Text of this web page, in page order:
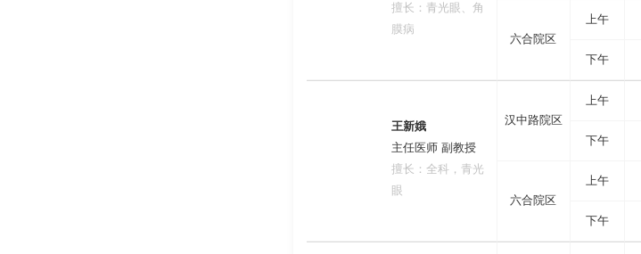
擅长：青光眼、角
膜病
六合院区
上午
下午
王新娥
主任医师 副教授
擅长：全科，青光
眼
汉中路院区
上午
下午
六合院区
上午
下午